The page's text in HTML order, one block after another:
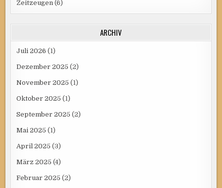
Zeitzeugen (6)
ARCHIV
Juli 2026 (1)
Dezember 2025 (2)
November 2025 (1)
Oktober 2025 (1)
September 2025 (2)
Mai 2025 (1)
April 2025 (3)
März 2025 (4)
Februar 2025 (2)